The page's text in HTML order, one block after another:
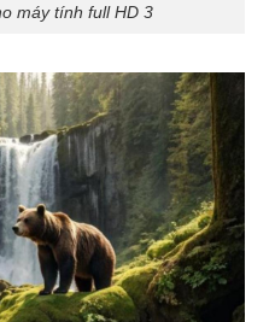
máy tính full HD 3